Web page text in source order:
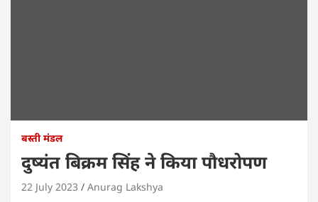
बस्ती मंडल
दुष्यंत बिक्रम सिंह ने किया पौधरोपण
22 July 2023 Anurag Lakshya